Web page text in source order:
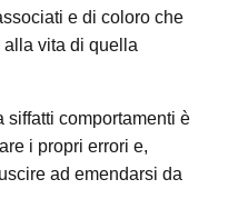
e di coloro che
vita di quella
siffatti comportamenti è
i propri errori e,
ad emendarsi da